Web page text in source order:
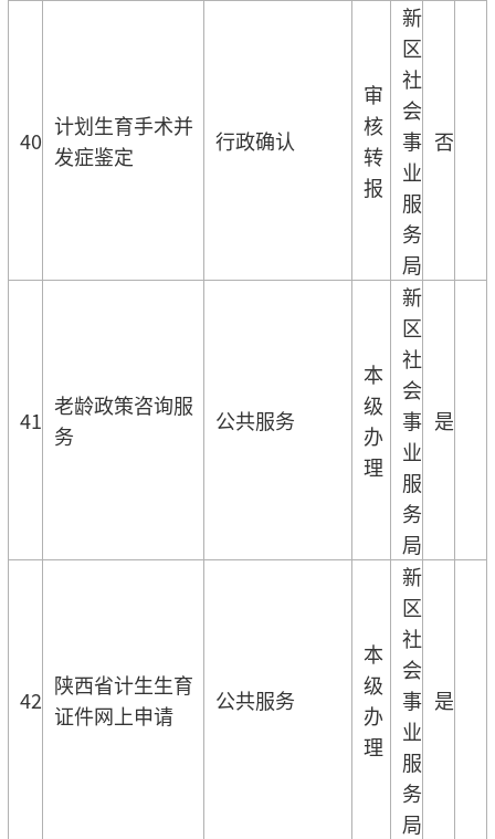
40
计划生育手术并
发症鉴定
行政确认
审
核
转
报
新
区
社
会
事
业
服
务
局
否
41
老龄政策咨询服
务
公共服务
本
级
办
理
新
区
社
会
事
业
服
务
局
是
42
陕西省计生生育
证件网上申请
公共服务
本
级
办
理
新
区
社
会
事
业
服
务
局
是